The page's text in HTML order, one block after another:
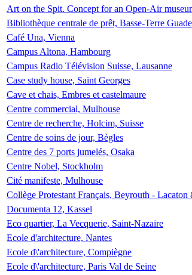
Art on the Spit. Concept for an Open-Air
Bibliothèque centrale de prêt, Basse-Terre
Café Una, Vienna
Campus Altona, Hambourg
Campus Radio Télévision Suisse, Lausanne
Case study house, Saint Georges
Cave et chais, Embres et castelmaure
Centre commercial, Mulhouse
Centre de recherche, Holcim, Suisse
Centre de soins de jour, Bègles
Centre des 7 ports jumelés, Osaka
Centre Nobel, Stockholm
Cité manifeste, Mulhouse
Collège Protestant Français, Beyrouth -
Documenta 12, Kassel
Eco quartier, La Vecquerie, Saint-Nazaire
Ecole d'architecture, Nantes
Ecole d\'architecture, Compiègne
Ecole d\'architecture, Paris Val de Seine